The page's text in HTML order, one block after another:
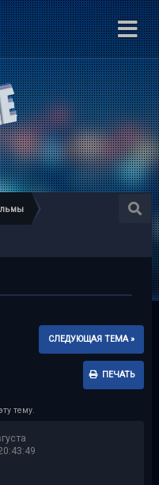
СЛЕДУЮЩАЯ ТЕМА »
ПЕЧАТЬ
тему.